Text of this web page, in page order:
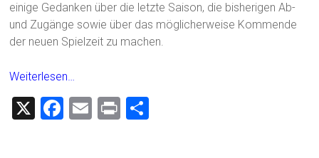
einige Gedanken über die letzte Saison, die bisherigen Ab-
und Zugänge sowie über das möglicherweise Kommende
der neuen Spielzeit zu machen.
Weiterlesen…
X
F
E
Pr